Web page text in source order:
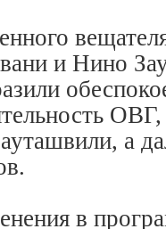
и Нино
а
в